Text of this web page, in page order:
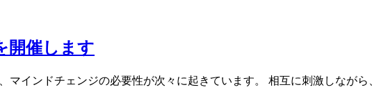
開催します
インドチェンジの必要性が次々に起きています。 相互に刺激しなが